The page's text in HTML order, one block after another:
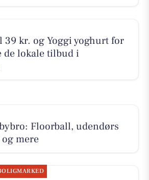
39 kr. og Yoggi yoghurt for
de lokale tilbud i
Floorball, udendørs
mere